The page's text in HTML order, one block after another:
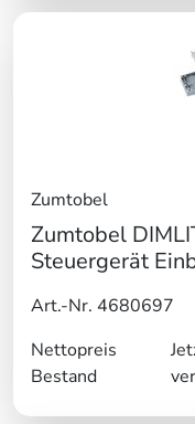
Zumtobel
Zumtobel
Steuergerät
Art.-Nr. 4680697
Nettopreis
Bestand